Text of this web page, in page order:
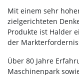
Mit einem sehr
zielgerichteten
Produkte ist Halder
der
Über 80 Jahre
Maschinenpark